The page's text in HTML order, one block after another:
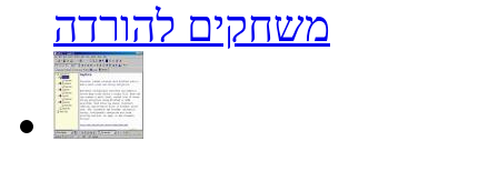
משחקים להורדה